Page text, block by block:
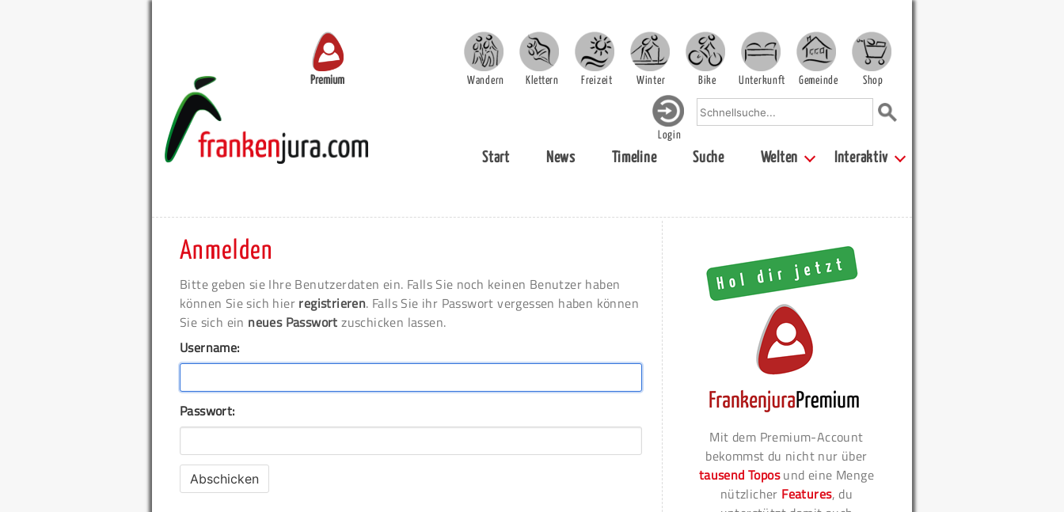
Premium Wandern Klettern Freizeit Winter Bike Unterkunft Gemeinde Shop
Login
Start News Timeline Suche Welten Interaktiv
Anmelden
Bitte geben sie Ihre Benutzerdaten ein. Falls Sie noch keinen Benutzer haben
können Sie sich hier registrieren. Falls Sie ihr Passwort vergessen haben können
Sie sich ein neues Passwort zuschicken lassen.
Username:
Passwort:
Mit dem Premium-Account
bekommst du nicht nur über
tausend Toposund eine Menge
nützlicher Features, du